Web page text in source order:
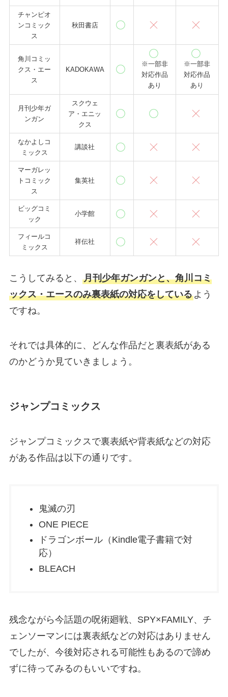
チャンピオ
ンコミック
ス
秋田書店
角川コミッ
クス・エー
ス
KADOKAWA
※一部非
対応作品
あり
※一部非
対応作品
あり
月刊少年ガ
ンガン
スクウェ
ア・エニッ
クス
なかよしコ
ミックス
講談社
マーガレッ
トコミック
ス
集英社
ビッグコミ
ック
小学館
フィールコ
ミックス
祥伝社
こうしてみると、 月刊少年ガンガンと、角川コミ
ックス・エースのみ裏表紙の対応をしているよう
ですね。
それでは具体的に、どんな作品だと裏表紙がある
のかどうか見ていきましょう。
ジャンプコミックス
ジャンプコミックスで裏表紙や背表紙などの対応
がある作品は以下の通りです。
鬼滅の刃
ONE PIECE
ドラゴンボール（Kindle電子書籍で対
応）
BLEACH
残念ながら今話題の呪術廻戦、SPY×FAMILY、チ
ェンソーマンには裏表紙などの対応はありません
でしたが、今後対応される可能性もあるので諦め
ずに待ってみるのもいいですね。